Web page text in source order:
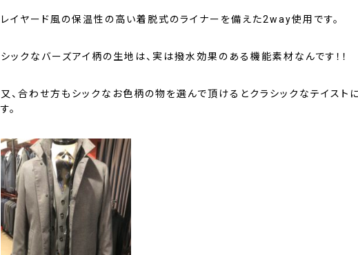
レイヤード風の保温性の高い着脱式のライナーを備えた2way使用です。
シックなバーズアイ柄の生地は、実は撥水効果のある機能素材なんです！！
又、合わせ方もシックなお色柄の物を選んで頂けるとクラシックなテイスト
す。